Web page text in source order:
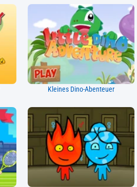
Kleines Dino-Abenteuer